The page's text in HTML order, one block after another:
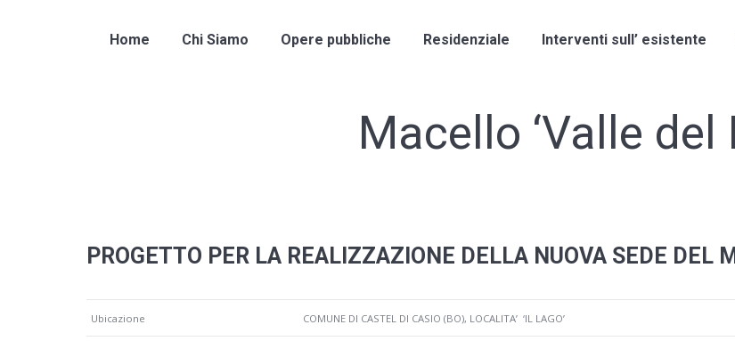
Home Chi Siamo Opere pubbliche Residenziale Interventi sull’ esistente
Macello ‘Valle del
PROGETTO PER LA REALIZZAZIONE DELLA NUOVA SEDE DEL
Ubicazione COMUNE DI CASTEL DI CASIO (BO), LOCALITA’ ‘IL LAGO’